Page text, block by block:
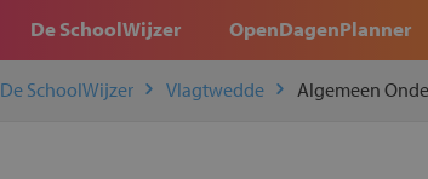
De SchoolWijzer OpenDagenPlanner
De SchoolWijzer Vlagtwedde Algemeen